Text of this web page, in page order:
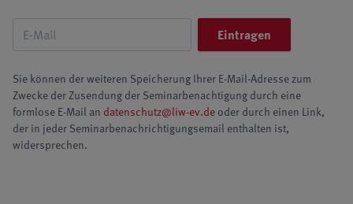
Sie können der weiteren Speicherung Ihrer E-Mail-Adresse zum
Zwecke der Zusendung der Seminarbenachtigung durch eine
formlose E-Mail an datenschutz@liw-ev.deoder durch einen Link,
der in jeder Seminarbenachrichtigungsemail enthalten ist,
widersprechen.